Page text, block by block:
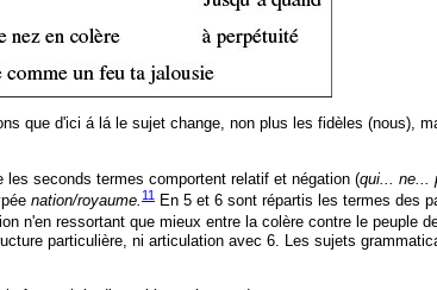
que d'ici á lá le sujet change, non plus les fidèles (nous),
les seconds termes comportent relatif et négation (qui... ne...
nation/royaume. 11
En 5 et 6 sont répartis les termes des
n'en ressortant que mieux entre la colère contre le peuple
particulière, ni articulation avec 6. Les sujets